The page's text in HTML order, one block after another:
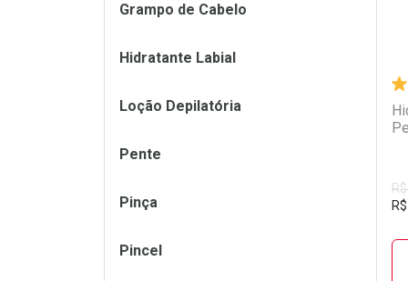
R$
Grampo de Cabelo
Hidratante Labial
Loção Depilatória
Pente
Pinça
Pincel